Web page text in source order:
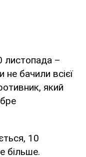
листопада –
бачили всієї
який
10
більше.